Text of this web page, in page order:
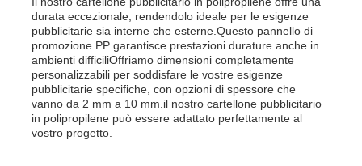
durata eccezionale, rendendolo ideale per le esigenze
pubblicitarie sia interne che esterne.Questo pannello di
promozione PP garantisce prestazioni durature anche in
ambienti difficiliOffriamo dimensioni completamente
personalizzabili per soddisfare le vostre esigenze
pubblicitarie specifiche, con opzioni di spessore che
vanno da 2 mm a 10 mm.il nostro cartellone pubblicitario
in polipropilene può essere adattato perfettamente al
vostro progetto.